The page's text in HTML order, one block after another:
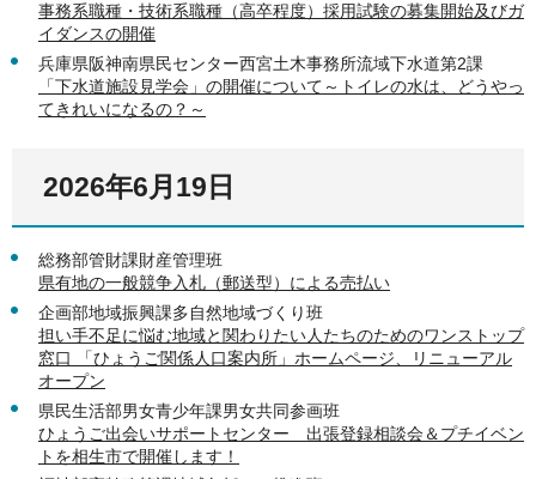
事務系職種・技術系職種（高卒程度）採用試験の募集開始及びガ
イダンスの開催
兵庫県阪神南県民センター西宮土木事務所流域下水道第2課
「下水道施設見学会」の開催について～トイレの水は、どうやっ
てきれいになるの？～
2026年6月19日
総務部管財課財産管理班
県有地の一般競争入札（郵送型）による売払い
企画部地域振興課多自然地域づくり班
担い手不足に悩む地域と関わりたい人たちのためのワンストップ
窓口 「ひょうご関係人口案内所」ホームページ、リニューアル
オープン
県民生活部男女青少年課男女共同参画班
ひょうご出会いサポートセンター 出張登録相談会＆プチイベン
トを相生市で開催します！